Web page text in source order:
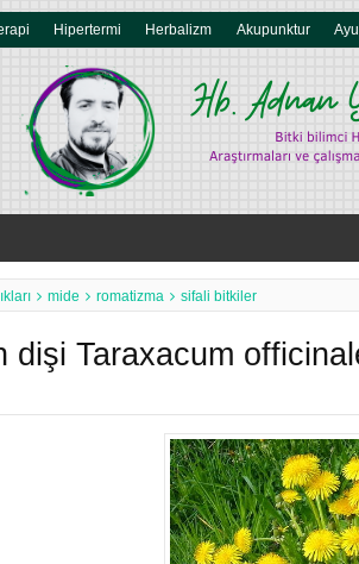
Hipertermi Herbalizm Akupunktur
mide romatizma sifali bitkiler
dişi Taraxacum